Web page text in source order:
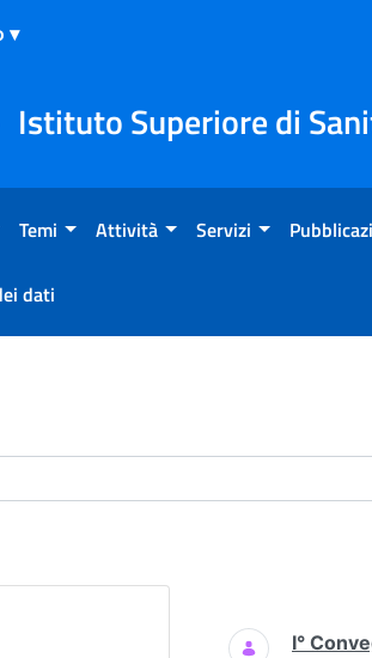
Istituto Superiore di
Temi Attività Servizi
dati
Ricerca - Eventi
Ricerca
I°